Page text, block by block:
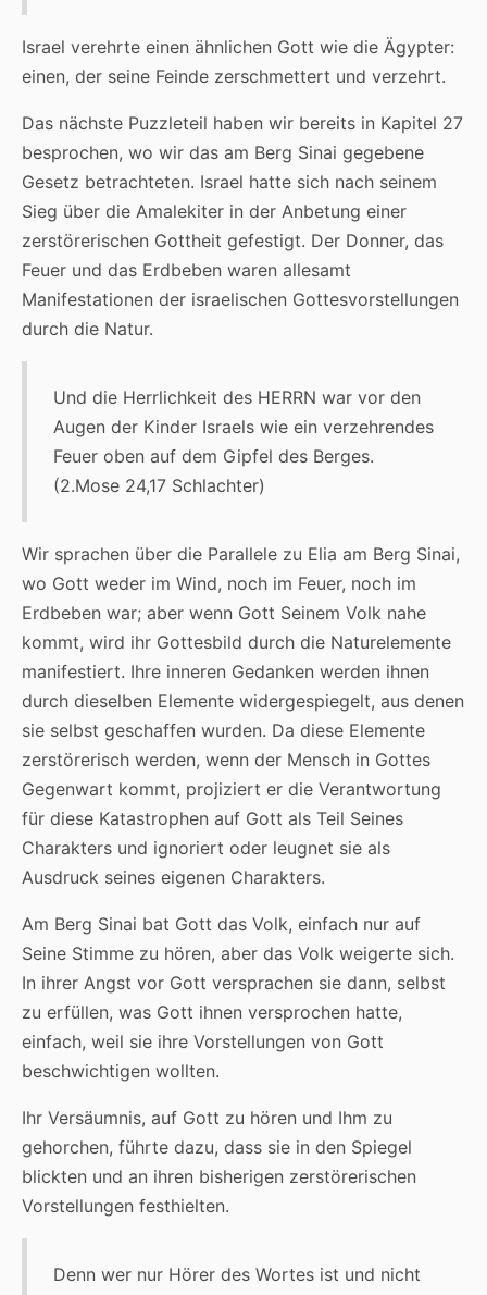
Israel verehrte einen ähnlichen Gott wie die Ägypter:
einen, der seine Feinde zerschmettert und verzehrt.
Das nächste Puzzleteil haben wir bereits in Kapitel 27
besprochen, wo wir das am Berg Sinai gegebene
Gesetz betrachteten. Israel hatte sich nach seinem
Sieg über die Amalekiter in der Anbetung einer
zerstörerischen Gottheit gefestigt. Der Donner, das
Feuer und das Erdbeben waren allesamt
Manifestationen der israelischen Gottesvorstellungen
durch die Natur.
Und die Herrlichkeit des HERRN war vor den
Augen der Kinder Israels wie ein verzehrendes
Feuer oben auf dem Gipfel des Berges.
(2.Mose 24,17 Schlachter)
Wir sprachen über die Parallele zu Elia am Berg Sinai,
wo Gott weder im Wind, noch im Feuer, noch im
Erdbeben war; aber wenn Gott Seinem Volk nahe
kommt, wird ihr Gottesbild durch die Naturelemente
manifestiert. Ihre inneren Gedanken werden ihnen
durch dieselben Elemente widergespiegelt, aus denen
sie selbst geschaffen wurden. Da diese Elemente
zerstörerisch werden, wenn der Mensch in Gottes
Gegenwart kommt, projiziert er die Verantwortung
für diese Katastrophen auf Gott als Teil Seines
Charakters und ignoriert oder leugnet sie als
Ausdruck seines eigenen Charakters.
Am Berg Sinai bat Gott das Volk, einfach nur auf
Seine Stimme zu hören, aber das Volk weigerte sich.
In ihrer Angst vor Gott versprachen sie dann, selbst
zu erfüllen, was Gott ihnen versprochen hatte,
einfach, weil sie ihre Vorstellungen von Gott
beschwichtigen wollten.
Ihr Versäumnis, auf Gott zu hören und Ihm zu
gehorchen, führte dazu, dass sie in den Spiegel
blickten und an ihren bisherigen zerstörerischen
Vorstellungen festhielten.
Denn wer nur Hörer des Wortes ist und nicht